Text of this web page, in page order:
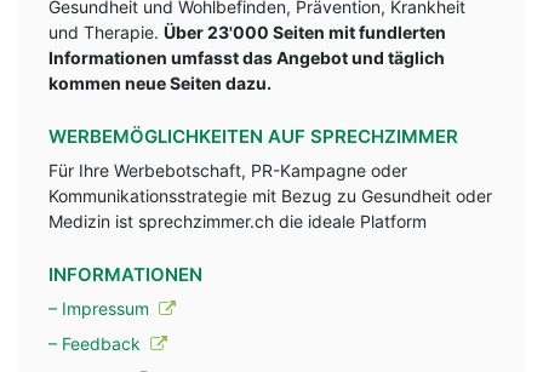
Gesundheit und Wohlbefinden, Prävention, Krankheit
und Therapie. Über 23'000 Seiten mit fundlerten
Informationen umfasst das Angebot und täglich
kommen neue Seiten dazu.
WERBEMÖGLICHKEITEN AUF SPRECHZIMMER
Für Ihre Werbebotschaft, PR-Kampagne oder
Kommunikationsstrategie mit Bezug zu Gesundheit oder
Medizin ist sprechzimmer.ch die ideale Platform
INFORMATIONEN
– Impressum
– Feedback